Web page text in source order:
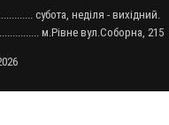
субота, неділя - вихідний.
м.Рівне вул.Соборна, 215